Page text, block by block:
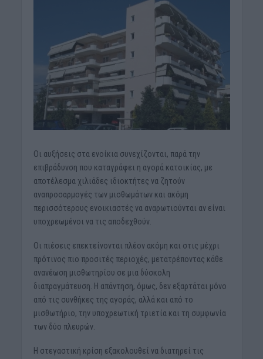
Οι αυξήσεις στα ενοίκια συνεχίζονται, παρά την
επιβράδυνση που καταγράφει η αγορά κατοικίας, με
αποτέλεσμα χιλιάδες ιδιοκτήτες να ζητούν
αναπροσαρμογές των μισθωμάτων και ακόμη
περισσότερους ενοικιαστές να αναρωτιούνται αν είναι
υποχρεωμένοι να τις αποδεχθούν.
Οι πιέσεις επεκτείνονται πλέον ακόμη και στις μέχρι
πρότινος πιο προσιτές περιοχές, μετατρέποντας κάθε
ανανέωση μισθωτηρίου σε μια δύσκολη
διαπραγμάτευση. Η απάντηση, όμως, δεν εξαρτάται μόνο
από τις συνθήκες της αγοράς, αλλά και από το
μισθωτήριο, την υποχρεωτική τριετία και τη συμφωνία
των δύο πλευρών.
Η στεγαστική κρίση εξακολουθεί να διατηρεί τις